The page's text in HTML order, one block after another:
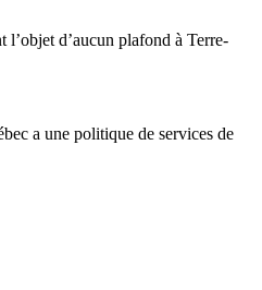
l’objet d’aucun plafond à Terre-
a une politique de services de